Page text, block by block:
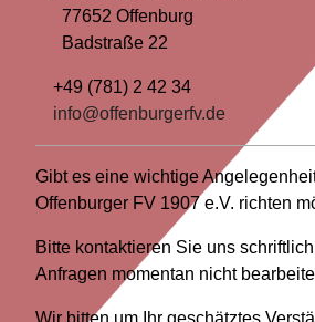
77652 Offenburg
Badstraße 22
+49 (781) 2 42 34
info@offenburgerfv.de
Gibt es eine wichtige
Offenburger FV 1907 e.V. richten
Bitte kontaktieren Sie uns
Anfragen momentan nicht
Wir bitten um Ihr geschätztes